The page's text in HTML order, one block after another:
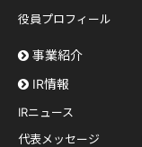
役員プロフィール
事業紹介
IR情報
IRニュース
代表メッセージ